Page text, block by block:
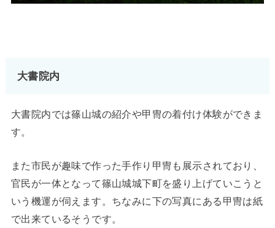
大書院内
大書院内では篠山城の紹介や甲冑の着付け体験ができま
す。
また市民が趣味で作った手作り甲冑も展示されており、
官民が一体となって篠山城城下町を盛り上げていこうと
いう機運が伺えます。ちなみに下の写真にある甲冑は紙
で出来ているそうです。